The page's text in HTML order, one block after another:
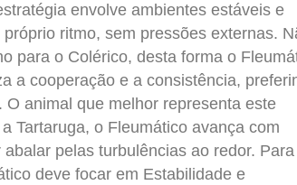
envolve ambientes estáveis e
ritmo, sem pressões externas.
para o Colérico, desta forma o
a cooperação e a consistência,
animal que melhor representa este
Tartaruga, o Fleumático avança com
pelas turbulências ao redor. Para
deve focar em Estabilidade e